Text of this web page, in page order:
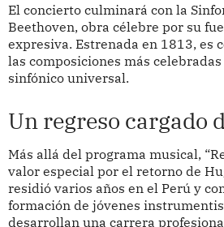
El concierto culminará con la
Beethoven, obra célebre por su
expresiva. Estrenada en 1813, es
las composiciones más
sinfónico universal.
Un regreso cargado
Más allá del programa musical,
valor especial por el retorno de
residió varios años en el Perú y
formación de jóvenes
desarrollan una carrera